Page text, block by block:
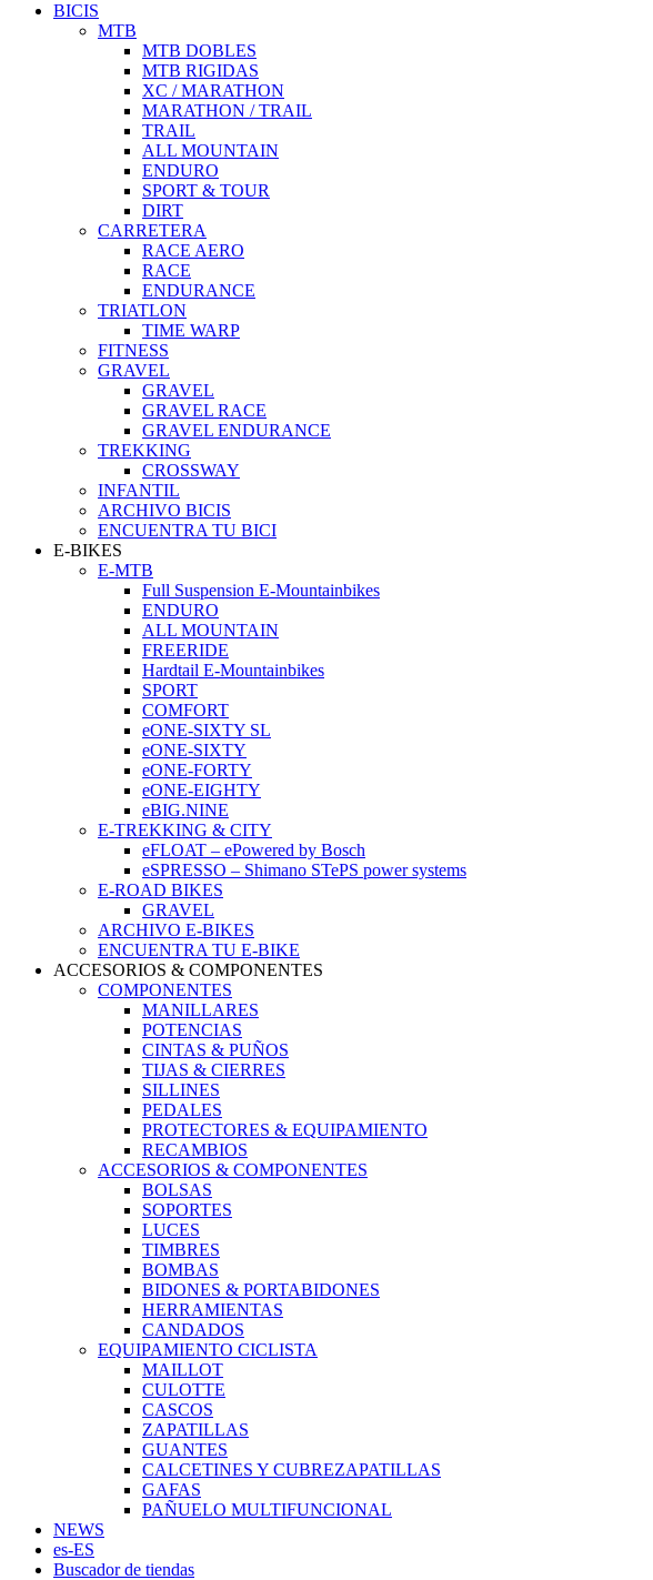
BICIS
MTB
MTB DOBLES
MTB RIGIDAS
XC / MARATHON
MARATHON / TRAIL
TRAIL
ALL MOUNTAIN
ENDURO
SPORT & TOUR
DIRT
CARRETERA
RACE AERO
RACE
ENDURANCE
TRIATLON
TIME WARP
FITNESS
GRAVEL
GRAVEL
GRAVEL RACE
GRAVEL ENDURANCE
TREKKING
CROSSWAY
INFANTIL
ARCHIVO BICIS
ENCUENTRA TU BICI
E-BIKES
E-MTB
Full Suspension E-Mountainbikes
ENDURO
ALL MOUNTAIN
FREERIDE
Hardtail E-Mountainbikes
SPORT
COMFORT
eONE-SIXTY SL
eONE-SIXTY
eONE-FORTY
eONE-EIGHTY
eBIG.NINE
E-TREKKING & CITY
eFLOAT – ePowered by Bosch
eSPRESSO – Shimano STePS power systems
E-ROAD BIKES
GRAVEL
ARCHIVO E-BIKES
ENCUENTRA TU E-BIKE
ACCESORIOS & COMPONENTES
COMPONENTES
MANILLARES
POTENCIAS
CINTAS & PUÑOS
TIJAS & CIERRES
SILLINES
PEDALES
PROTECTORES & EQUIPAMIENTO
RECAMBIOS
ACCESORIOS & COMPONENTES
BOLSAS
SOPORTES
LUCES
TIMBRES
BOMBAS
BIDONES & PORTABIDONES
HERRAMIENTAS
CANDADOS
EQUIPAMIENTO CICLISTA
MAILLOT
CULOTTE
CASCOS
ZAPATILLAS
GUANTES
CALCETINES Y CUBREZAPATILLAS
GAFAS
PAÑUELO MULTIFUNCIONAL
NEWS
es-ES
Buscador de tiendas